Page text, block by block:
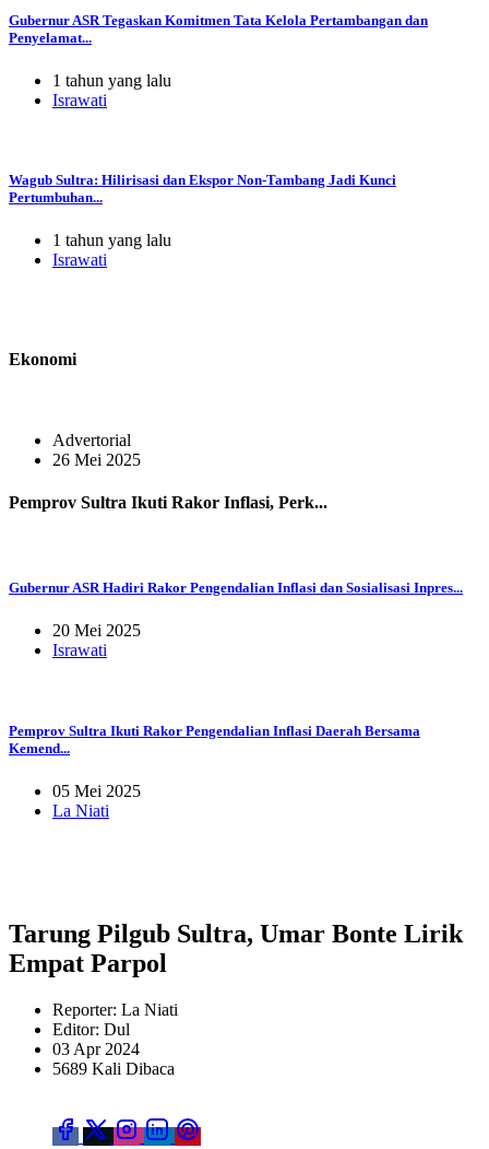
Gubernur ASR Tegaskan Komitmen Tata Kelola Pertambangan dan
Penyelamat...
1 tahun yang lalu
Israwati
Wagub Sultra: Hilirisasi dan Ekspor Non-Tambang Jadi Kunci
Pertumbuhan...
1 tahun yang lalu
Israwati
Ekonomi
Advertorial
26 Mei 2025
Pemprov Sultra Ikuti Rakor Inflasi, Perk...
Gubernur ASR Hadiri Rakor Pengendalian Inflasi dan Sosialisasi Inpres...
20 Mei 2025
Israwati
Pemprov Sultra Ikuti Rakor Pengendalian Inflasi Daerah Bersama
Kemend...
05 Mei 2025
La Niati
Tarung Pilgub Sultra, Umar Bonte Lirik
Empat Parpol
Reporter: La Niati
Editor: Dul
03 Apr 2024
5689 Kali Dibaca